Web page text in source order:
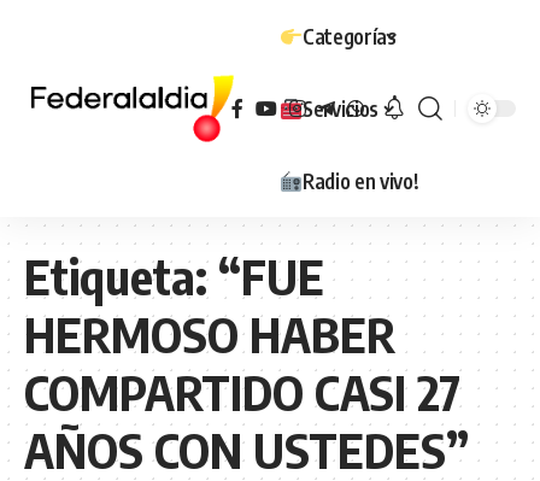
Categorías
Servicios
Radio en vivo!
Etiqueta:“FUE
HERMOSO HABER
COMPARTIDO CASI 27
AÑOS CON USTEDES”